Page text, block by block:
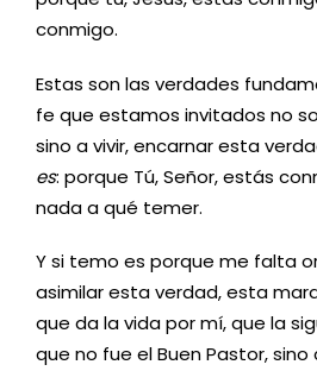
conmigo.
Estas son las verdades
fe que estamos invitados no
sino a vivir, encarnar esta
es: porque Tú, Señor, estás
nada a qué temer.
Y si temo es porque me falta
asimilar esta verdad, esta
que da la vida por mí, que la
que no fue el Buen Pastor, sino